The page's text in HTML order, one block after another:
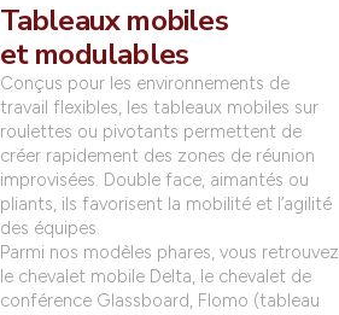
Tableaux mobiles
et modulables
Conçus pour les environnements de
travail flexibles, les tableaux mobiles sur
roulettes ou pivotants permettent de
créer rapidement des zones de réunion
improvisées. Double face, aimantés ou
pliants, ils favorisent la mobilité et l’agilité
des équipes.
Parmi nos modèles phares, vous retrouvez
le chevalet mobile Delta, le chevalet de
conférence Glassboard, Flomo (tableau